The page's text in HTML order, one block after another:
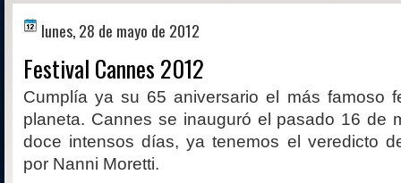
lunes, 28 de mayo de 2012
Festival Cannes 2012
Cumplía ya su 65 aniversario el más famoso
planeta. Cannes se inauguró el pasado 16 de
doce intensos días, ya tenemos el veredicto
por Nanni Moretti.